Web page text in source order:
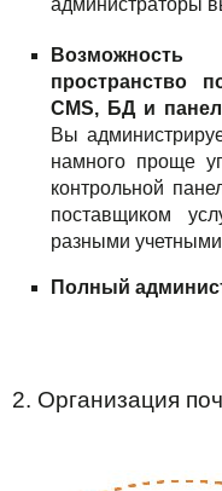
администраторы
пространство
CMS, БД и
Вы
намного проще
контрольной
поставщиком
разными
Полный
2. Организация